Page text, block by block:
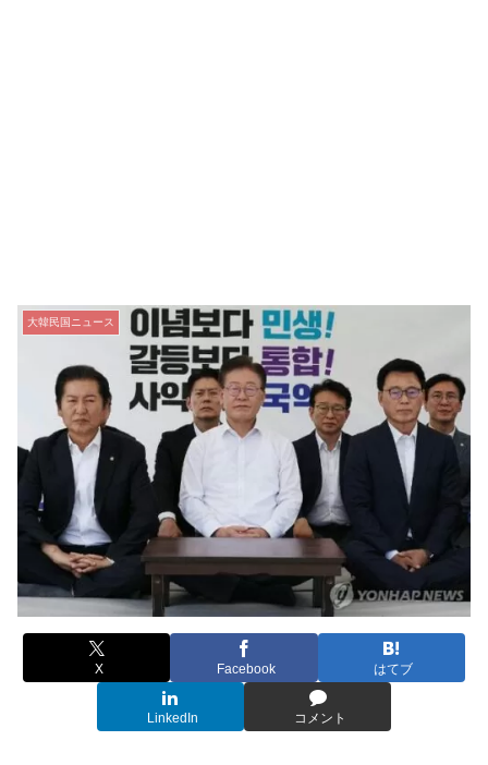
大韓民国ニュース
X Facebook はてブ
LinkedIn コメント